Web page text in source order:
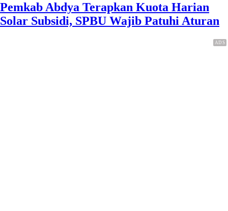
Pemkab Abdya Terapkan Kuota Harian
Solar Subsidi, SPBU Wajib Patuhi Aturan